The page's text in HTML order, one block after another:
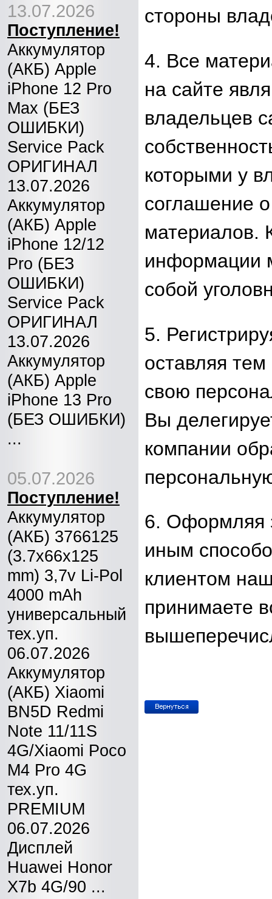
13.07.2026
Поступление!
Аккумулятор
(АКБ) Apple
iPhone 12 Pro
Max (БЕЗ
ОШИБКИ)
Service Pack
ОРИГИНАЛ
13.07.2026
Аккумулятор
(АКБ) Apple
iPhone 12/12
Pro (БЕЗ
ОШИБКИ)
Service Pack
ОРИГИНАЛ
13.07.2026
Аккумулятор
(АКБ) Apple
iPhone 13 Pro
(БЕЗ ОШИБКИ)
...
05.07.2026
Поступление!
Аккумулятор
(АКБ) 3766125
(3.7x66x125
mm) 3,7v Li-Pol
4000 mAh
универсальный
тех.уп.
06.07.2026
Аккумулятор
(АКБ) Xiaomi
BN5D Redmi
Note 11/11S
4G/Xiaomi Poco
M4 Pro 4G
тех.уп.
PREMIUM
06.07.2026
Дисплей
Huawei Honor
X7b 4G/90 ...
стороны
4. Все
на сайте
владельцев
которыми у
соглашение
материалов.
информации
собой
5.
оставляя
свою
Вы
компании
6. Оформляя
иным
клиентом
принимаете